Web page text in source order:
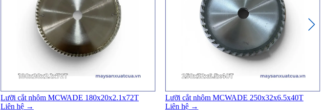
Lưỡi cắt nhôm MCWADE 180x20x2.1x72T
Liên hệ →
Lưỡi cắt nhôm MCWADE 250x32x6.5x40T
Liên hệ →